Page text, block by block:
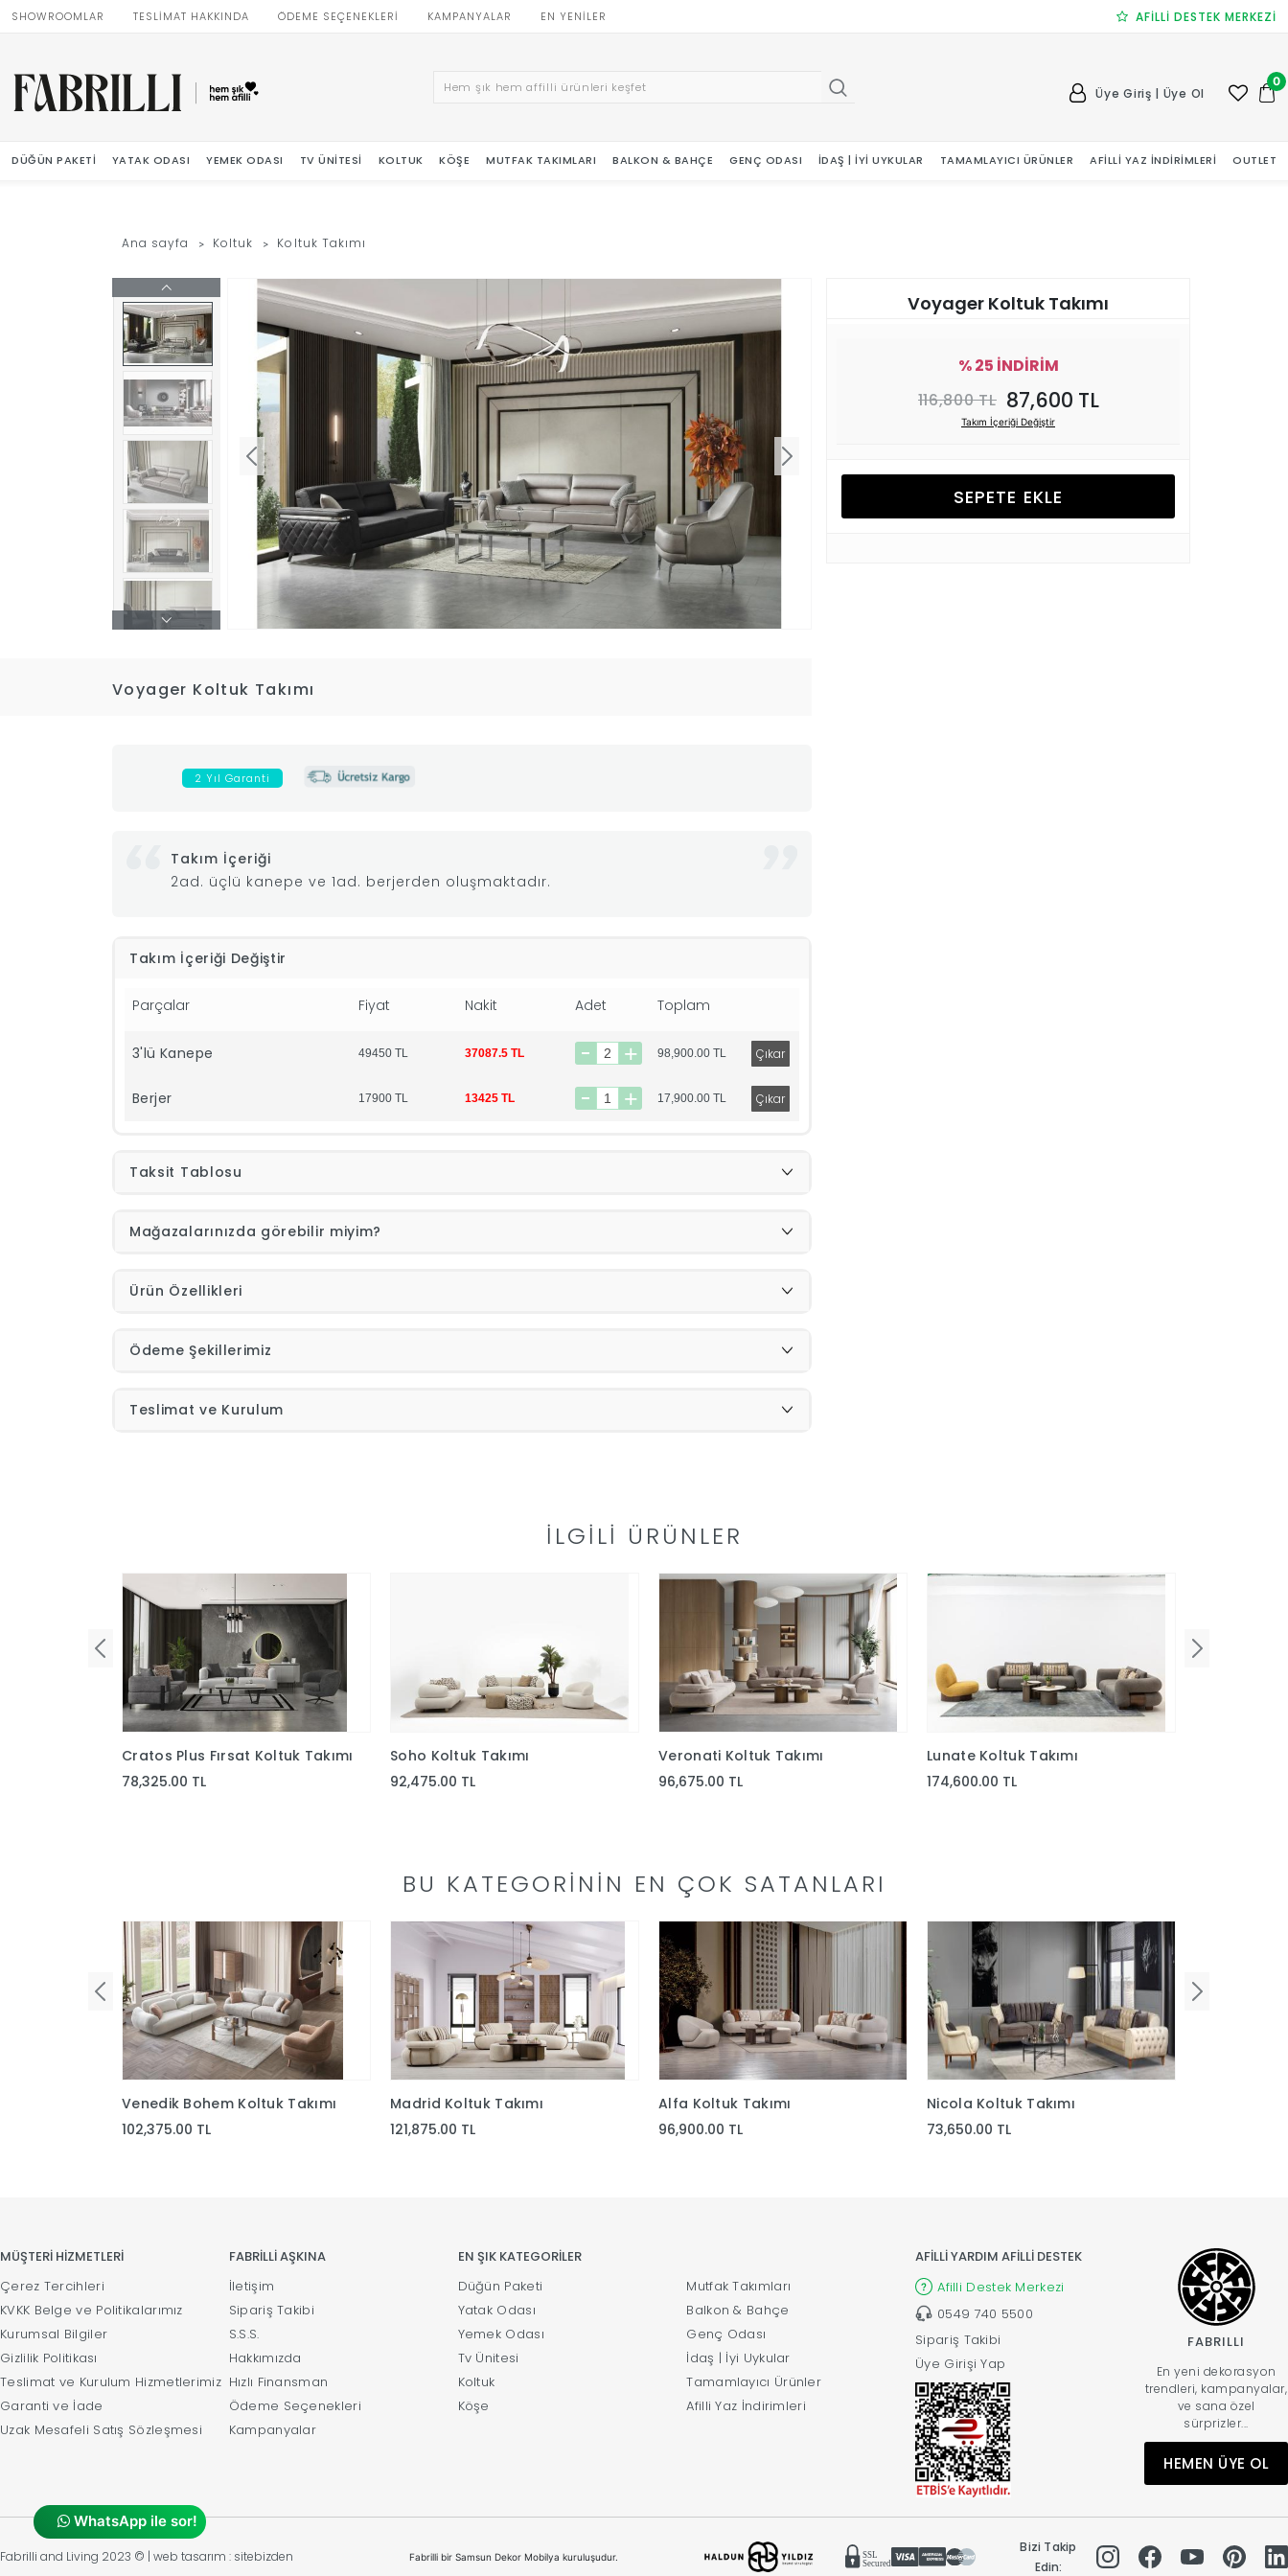
SHOWROOMLAR TESLİMAT HAKKINDA ÖDEME SEÇENEKLERİ KAMPANYALAR EN YENILER AFİLLİ DESTEK MERKEZİ
Üye Giriş | Üye Ol
0
DÜĞÜN PAKETI YATAK ODASI YEMEK ODASI TV ÜNITESI KOLTUK KÖŞE MUTFAK TAKIMLARI BALKON & BAHÇE GENÇ ODASI İDAŞ | İYI UYKULAR TAMAMLAYICI ÜRÜNLER AFILLI YAZ İNDIRIMLERI OUTLET
Ana sayfa Koltuk Koltuk Takımı
Voyager Koltuk Takımı
2 Yıl Garanti
Takım İçeriği
2ad. üçlü kanepe ve 1ad. berjerden oluşmaktadır.
Takım İçeriği Değiştir
Parçalar Fiyat Nakit Adet Toplam
3'lü Kanepe 49450 TL 37087.5 TL 98,900.00 TL
Berjer 17900 TL 13425 TL 17,900.00 TL
Taksit Tablosu
Mağazalarınızda görebilir miyim?
Ürün Özellikleri
Ödeme Şekillerimiz
Teslimat ve Kurulum
Voyager Koltuk Takımı
% 25 İNDİRİM
116,800 TL 87,600 TL
Takım İçeriği Değiştir
SEPETE EKLE
İLGILI ÜRÜNLER
Cratos Plus Fırsat Koltuk Takımı
78,325.00 TL
Soho Koltuk Takımı
92,475.00 TL
Veronati Koltuk Takımı
96,675.00 TL
Lunate Koltuk Takımı
174,600.00 TL
BU KATEGORININ EN ÇOK SATANLARI
Venedik Bohem Koltuk Takımı
102,375.00 TL
Madrid Koltuk Takımı
121,875.00 TL
Alfa Koltuk Takımı
96,900.00 TL
Nicola Koltuk Takımı
73,650.00 TL
MÜŞTERİ HİZMETLERİ
Çerez Tercihleri
KVKK Belge ve Politikalarımız
Kurumsal Bilgiler
Gizlilik Politikası
Teslimat ve Kurulum Hizmetlerimiz
Garanti ve İade
Uzak Mesafeli Satış Sözleşmesi
FABRİLLİ AŞKINA
İletişim
Sipariş Takibi
S.S.S.
Hakkımızda
Hızlı Finansman
Ödeme Seçenekleri
Kampanyalar
EN ŞIK KATEGORİLER
Düğün Paketi
Yatak Odası
Yemek Odası
Tv Ünitesi
Koltuk
Köşe
Mutfak Takımları
Balkon & Bahçe
Genç Odası
İdaş | İyi Uykular
Tamamlayıcı Ürünler
Afilli Yaz İndirimleri
AFİLLİ YARDIM AFİLLİ DESTEK
Afilli Destek Merkezi
0549 740 5500
Sipariş Takibi
Üye Girişi Yap
FABRILLI
En yeni dekorasyon
trendleri, kampanyalar,
ve sana özel
sürprizler...
HEMEN ÜYE OL
Fabrilli and Living 2023 © | web tasarım : sitebizden Fabrilli bir Samsun Dekor Mobilya kuruluşudur.
Bizi Takip
Edin:
WhatsApp ile sor!